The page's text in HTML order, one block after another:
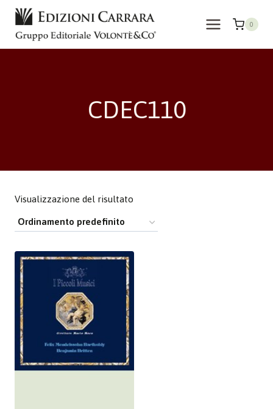
Salta
contenuto
0
CDEC110
Visualizzazione del risultato